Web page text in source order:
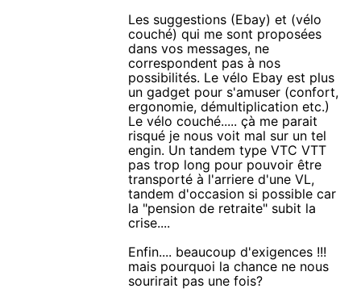
Les suggestions (Ebay) et (vélo
couché) qui me sont proposées
dans vos messages, ne
correspondent pas à nos
possibilités. Le vélo Ebay est plus
un gadget pour s'amuser (confort,
ergonomie, démultiplication etc.)
Le vélo couché..... çà me parait
risqué je nous voit mal sur un tel
engin. Un tandem type VTC VTT
pas trop long pour pouvoir être
transporté à l'arriere d'une VL,
tandem d'occasion si possible car
la "pension de retraite" subit la
crise....
Enfin.... beaucoup d'exigences !!!
mais pourquoi la chance ne nous
sourirait pas une fois?